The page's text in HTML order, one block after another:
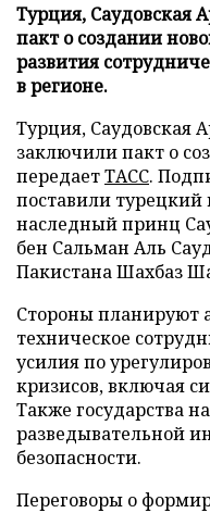
Турция, Саудовская
пакт о создании
развития
в регионе.
Турция, Саудовская
заключили пакт о
передаетТАСС.
поставили
наследный принц
бен Сальман Аль
Пакистана Шахбаз
Стороны планируют
техническое
усилия по
кризисов, включая
Также государства
разведывательной
безопасности.
Переговоры о